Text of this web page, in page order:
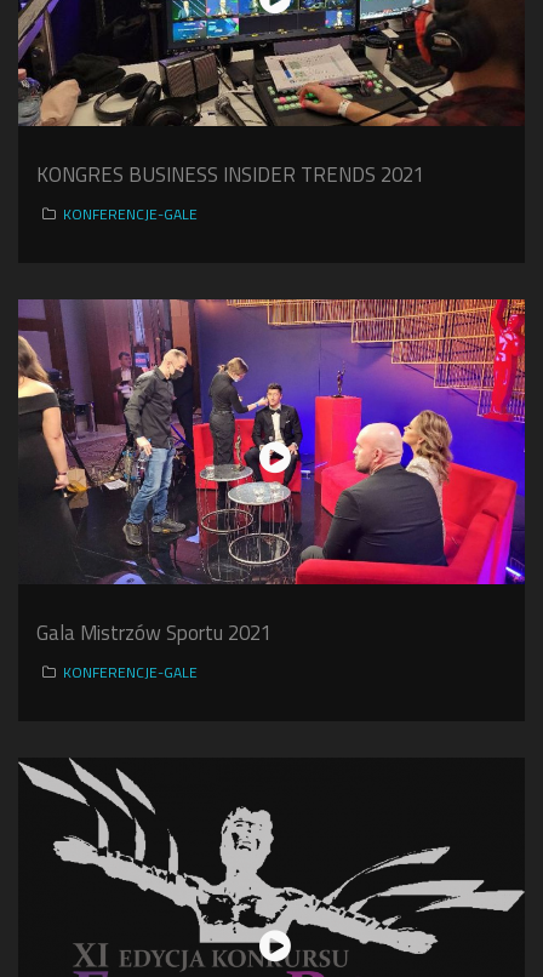
KONGRES BUSINESS INSIDER TRENDS 2021
KONFERENCJE-GALE
Gala Mistrzów Sportu 2021
KONFERENCJE-GALE